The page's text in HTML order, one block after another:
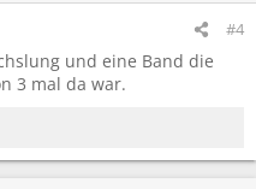
#4
und eine Band die
3 mal da war.